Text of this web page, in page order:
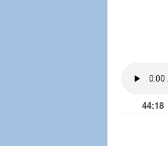
44:18